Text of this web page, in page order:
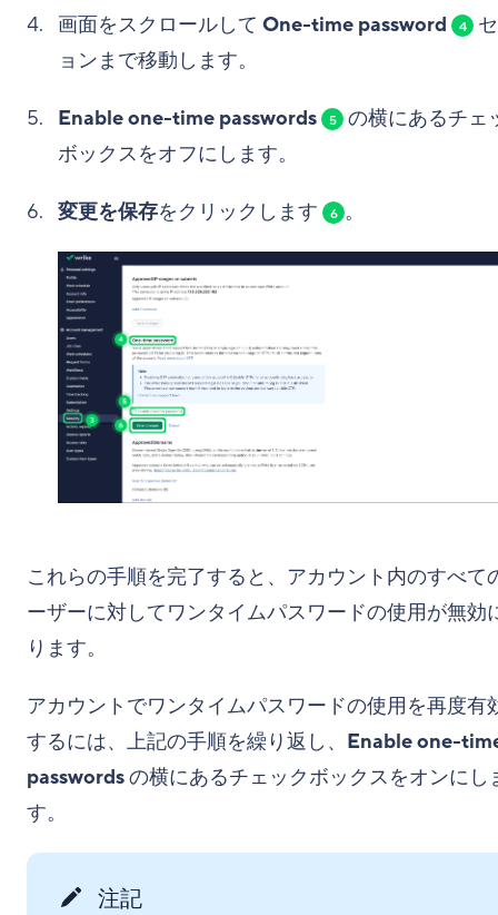
画面をスクロールして One-time password 4
ョンまで移動します。
Enable one-time passwords 5
の横にあるチェ
ボックスをオフにします。
変更を保存をクリックします 6 。
これらの手順を完了すると、アカウント内のすべて
ーザーに対してワンタイムパスワードの使用が無効
ります。
アカウントでワンタイムパスワードの使用を再度有
するには、上記の手順を繰り返し、 Enable one-
passwordsの横にあるチェックボックスをオンにし
す。
注記